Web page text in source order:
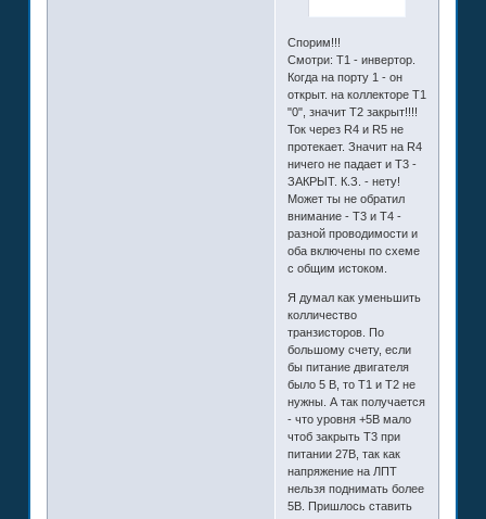
Спорим!!!
Смотри: Т1 - инвертор.
Когда на порту 1 - он
открыт. на коллекторе Т1
"0", значит Т2 закрыт!!!!
Ток через R4 и R5 не
протекает. Значит на R4
ничего не падает и Т3 -
ЗАКРЫТ. К.З. - нету!
Может ты не обратил
внимание - Т3 и Т4 -
разной проводимости и
оба включены по схеме
с общим истоком.
Я думал как уменьшить
колличество
транзисторов. По
большому счету, если
бы питание двигателя
было 5 В, то Т1 и Т2 не
нужны. А так получается
- что уровня +5В мало
чтоб закрыть Т3 при
питании 27В, так как
напряжение на ЛПТ
нельзя поднимать более
5В. Пришлось ставить